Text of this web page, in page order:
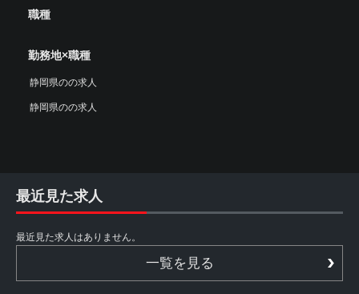
職種
勤務地×職種
静岡県のの求人
静岡県のの求人
最近見た求人
最近見た求人はありません。
一覧を見る